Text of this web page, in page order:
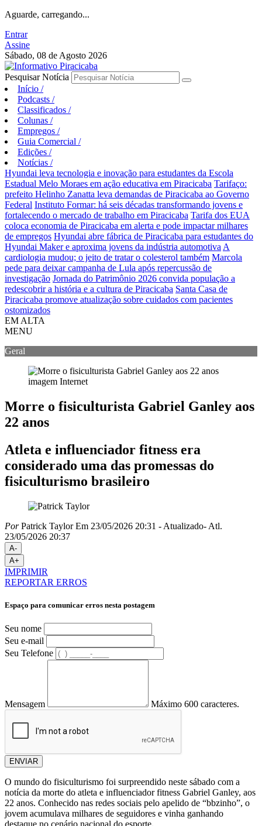
Aguarde, carregando...
Entrar
Assine
Sábado, 08 de Agosto 2026
Pesquisar Notícia
Início /
Podcasts /
Classificados /
Colunas /
Empregos /
Guia Comercial /
Edições /
Notícias /
Hyundai leva tecnologia e inovação para estudantes da Escola
Estadual Melo Moraes em ação educativa em Piracicaba Tarifaço:
prefeito Helinho Zanatta leva demandas de Piracicaba ao Governo
Federal Instituto Formar: há seis décadas transformando jovens e
fortalecendo o mercado de trabalho em Piracicaba Tarifa dos EUA
coloca economia de Piracicaba em alerta e pode impactar milhares
de empregos Hyundai abre fábrica de Piracicaba para estudantes do
Hyundai Maker e aproxima jovens da indústria automotiva A
cardiologia mudou; o jeito de tratar o colesterol também Marcola
pede para deixar campanha de Lula após repercussão de
investigação Jornada do Patrimônio 2026 convida população a
redescobrir a história e a cultura de Piracicaba Santa Casa de
Piracicaba promove atualização sobre cuidados com pacientes
ostomizados
EM ALTA
MENU
Geral
imagem Internet
Morre o fisiculturista Gabriel Ganley aos
22 anos
Atleta e influenciador fitness era
considerado uma das promessas do
fisiculturismo brasileiro
PorPatrick Taylor Em 23/05/2026 20:31 - Atualizado- Atl.
23/05/2026 20:37
A-
A+
IMPRIMIR
REPORTAR ERROS
Espaço para comunicar erros nesta postagem
Seu nome
Seu e-mail
Seu Telefone
Mensagem Máximo 600 caracteres.
ENVIAR
O mundo do fisiculturismo foi surpreendido neste sábado com a
notícia da morte do atleta e influenciador fitness Gabriel Ganley, aos
22 anos. Conhecido nas redes sociais pelo apelido de “bbzinho”, o
jovem acumulava milhares de seguidores e vinha ganhando
destaque no cenário nacional do esporte.